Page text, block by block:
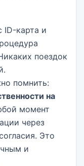
ID-карта и
поездок
помнить:
на
момент
через
Это
и